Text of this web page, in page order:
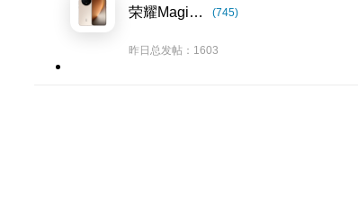
荣耀Magic8系列 (745)
昨日总发帖：1603